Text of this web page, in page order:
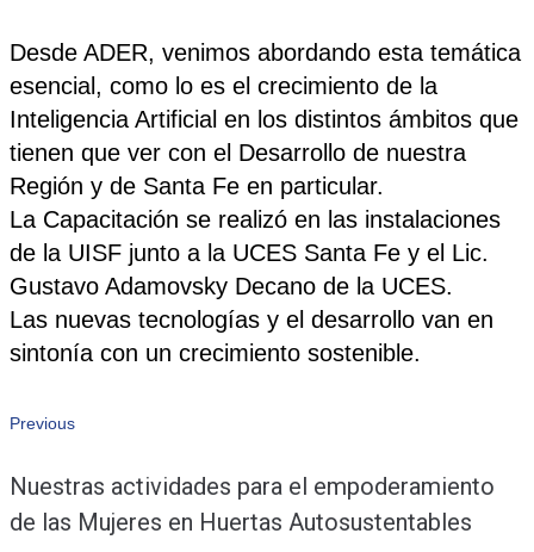
Desde ADER, venimos abordando esta temática
esencial, como lo es el crecimiento de la
Inteligencia Artificial en los distintos ámbitos que
tienen que ver con el Desarrollo de nuestra
Región y de Santa Fe en particular.
La Capacitación se realizó en las instalaciones
de la UISF junto a la UCES Santa Fe y el Lic.
Gustavo Adamovsky Decano de la UCES.
Las nuevas tecnologías y el desarrollo van en
sintonía con un crecimiento sostenible.
Navegación
de
Previous
Previous
Nuestras actividades para el empoderamiento
de las Mujeres en Huertas Autosustentables